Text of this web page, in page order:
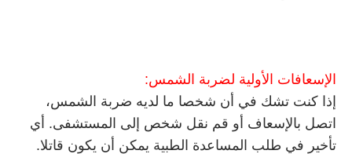
الإسعافات الأولية لضربة الشمس:
إذا كنت تشك في أن شخصا ما لديه ضربة الشمس،
اتصل بالإسعاف أو قم نقل شخص إلى المستشفى. أي
تأخير في طلب المساعدة الطبية يمكن أن يكون قاتلا.